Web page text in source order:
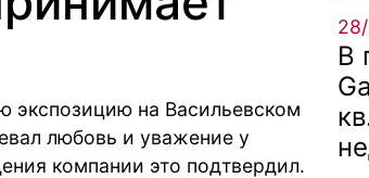
экспозицию на Васильевском
любовь и уважение у
компании это подтвердил.
В